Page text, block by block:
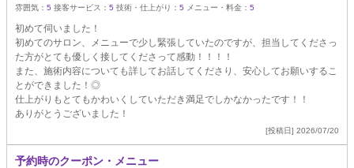
雰囲気： 5 接客サービス： 5 技術・仕上がり： 5 メニュー・料金： 5
初めて伺いました！
初めてのサロン、メニューで少し緊張していたのですが、担当してくださっ
た方がとても優しく接してくださって感動！！！！
また、施術内容についても詳してお話してくださり、安心してお願いするこ
とができました！◎
仕上がりもとてもかわいくしていただき満足でしかなかったです！！
ありがとうございました！
[投稿日] 2026/07/20
予約時のクーポン・メニュー